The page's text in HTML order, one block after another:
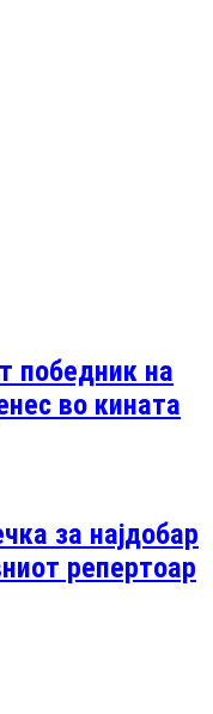
победник на
во кината
за најдобар
репертоар